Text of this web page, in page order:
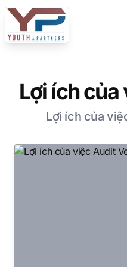
Chuyển đến nội dung chính
Lợi ích của
Lợi ích của